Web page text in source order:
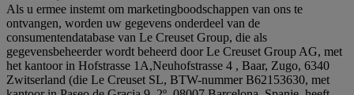
Als u ermee instemt om marketingboodschappen van ons te
ontvangen, worden uw gegevens onderdeel van de
consumentendatabase van Le Creuset Group, die als
gegevensbeheerder wordt beheerd door Le Creuset Group AG, met
het kantoor in Hofstrasse 1A,Neuhofstrasse 4 , Baar, Zugo, 6340
Zwitserland (die Le Creuset SL, BTW-nummer B62153630, met